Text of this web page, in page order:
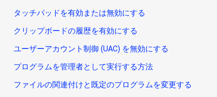
タッチパッドを有効または無効にする
クリップボードの履歴を有効にする
ユーザーアカウント制御 (UAC) を無効にする
プログラムを管理者として実行する方法
ファイルの関連付けと既定のプログラムを変更する